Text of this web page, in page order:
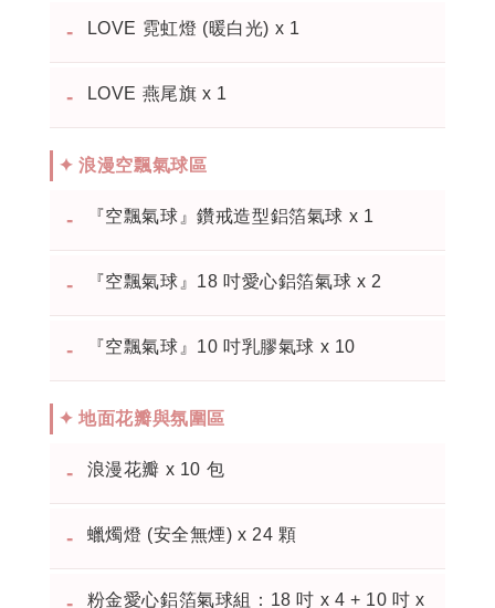
- LOVE 霓虹燈 (暖白光) x 1
- LOVE 燕尾旗 x 1
✦ 浪漫空飄氣球區
- 『空飄氣球』鑽戒造型鋁箔氣球 x 1
- 『空飄氣球』 18 吋愛心鋁箔氣球 x 2
- 『空飄氣球』 10 吋乳膠氣球 x 10
✦ 地面花瓣與氛圍區
- 浪漫花瓣 x 10 包
- 蠟燭燈 (安全無煙) x 24 顆
- 粉金愛心鋁箔氣球組：18 吋 x 4 + 10 吋 x